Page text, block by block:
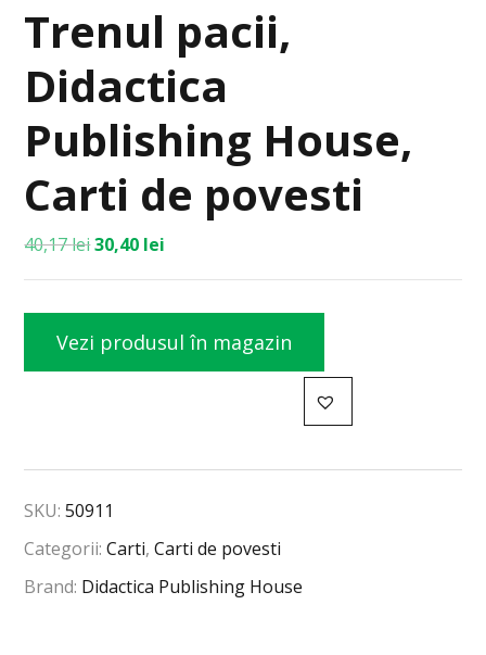
Trenul pacii,
Didactica
Publishing House,
Carti de povesti
40,17lei30,40 lei
Vezi produsul în magazin
SKU:50911
Categorii:Carti,Carti de povesti
Brand: Didactica Publishing House